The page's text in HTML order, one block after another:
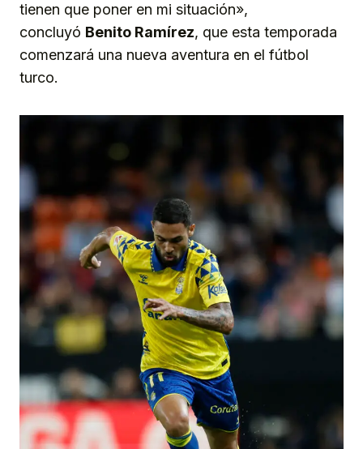
tienen que poner en mi situación»,
concluyó Benito Ramírez, que esta temporada
comenzará una nueva aventura en el fútbol
turco.